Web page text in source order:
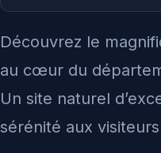
Découvrez le
au cœur du
Un site naturel
sérénité aux